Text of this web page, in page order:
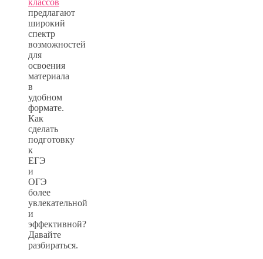
предлагают
широкий
спектр
возможностей
для
освоения
материала
в
удобном
формате.
Как
сделать
подготовку
к
ЕГЭ
и
ОГЭ
более
увлекательной
и
эффективной?
Давайте
разбираться.